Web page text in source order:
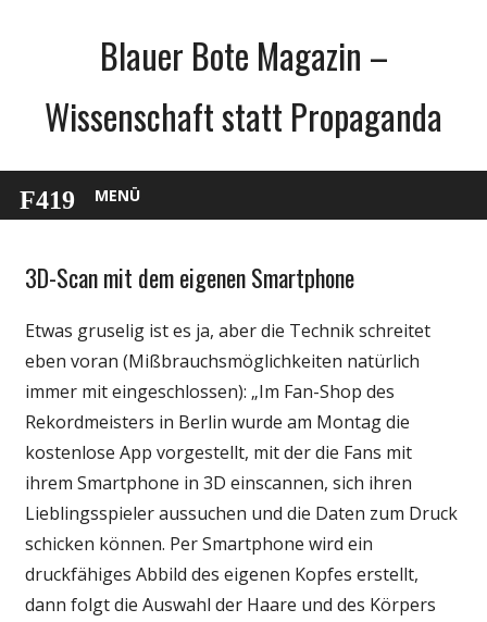
Blauer Bote Magazin –
Wissenschaft statt Propaganda
MENÜ
Sport
Webfundstück
Wirtschaft
Wissenschaft
3D-Scan mit dem eigenen Smartphone
Etwas gruselig ist es ja, aber die Technik schreitet
eben voran (Mißbrauchsmöglichkeiten natürlich
immer mit eingeschlossen): „Im Fan-Shop des
Rekordmeisters in Berlin wurde am Montag die
kostenlose App vorgestellt, mit der die Fans mit
ihrem Smartphone in 3D einscannen, sich ihren
Lieblingsspieler aussuchen und die Daten zum Druck
schicken können. Per Smartphone wird ein
druckfähiges Abbild des eigenen Kopfes erstellt,
dann folgt die Auswahl der Haare und des Körpers